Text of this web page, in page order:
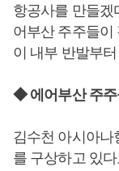
항공사를 만들겠
어부산 주주들이
이 내부 반발부
◆ 에어부산 주주
김수천 아시아나
를 구상하고 있